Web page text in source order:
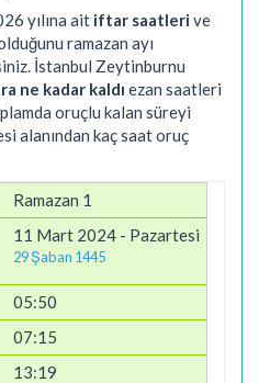
yılına ait iftar saatlerive
ramazan ayı
İstanbul Zeytinburnu
ne kadar kaldı ezan saatleri
oruçlu kalan süreyi
alanından kaç saat oruç
Ramazan 1
11 Mart 2024 - Pazartesi
29 Şaban 1445
05:50
07:15
13:19